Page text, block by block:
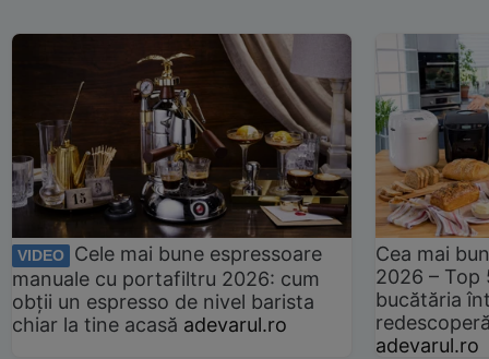
VIDEO
Cele mai bune espressoare
manuale cu portafiltru 2026: cum
obții un espresso de nivel barista
chiar la tine acasă adevarul.ro
Cea mai
2026 –
bucătăria
adevarul.ro